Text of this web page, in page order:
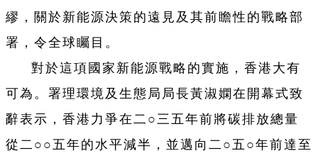
繆，關於新能源決策的遠見及其前瞻性的戰略部
署，令全球矚目。
對於這項國家新能源戰略的實施，香港大有
可為。署理環境及生態局局長黃淑嫻在開幕式致
辭表示，香港力爭在二○三五年前將碳排放總量
從二○○五年的水平減半，並邁向二○五○年前達至